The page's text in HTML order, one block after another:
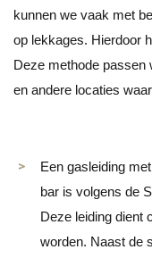
kunnen we vaak met
op lekkages. Hierdoor
Deze methode passen
en andere locaties
Een gasleiding
bar is volgens de
Deze leiding dient
worden. Naast de